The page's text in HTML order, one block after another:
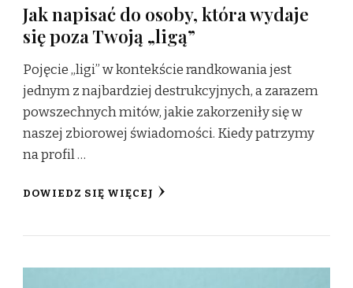
Jak napisać do osoby, która wydaje
się poza Twoją „ligą”
Pojęcie „ligi” w kontekście randkowania jest
jednym z najbardziej destrukcyjnych, a zarazem
powszechnych mitów, jakie zakorzeniły się w
naszej zbiorowej świadomości. Kiedy patrzymy
na profil …
DOWIEDZ SIĘ WIĘCEJ